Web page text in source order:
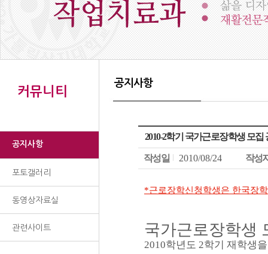
커뮤니티
공지사항
포토갤러리
동영상자료실
관련사이트
공지사항
2010-2학기 국가근로장학생 모집
작성일 2010/08/24 작성
*근로장학신청학생은 한국장
국가근로장학생
2010학년도 2학기 재학생